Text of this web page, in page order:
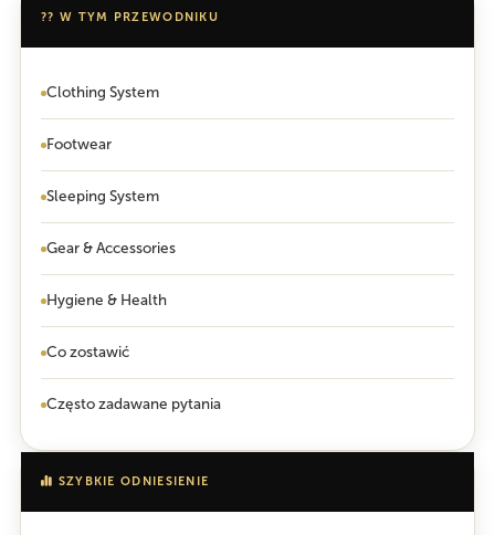
?? W TYM PRZEWODNIKU
Clothing System
Footwear
Sleeping System
Gear & Accessories
Hygiene & Health
Co zostawić
Często zadawane pytania
SZYBKIE ODNIESIENIE